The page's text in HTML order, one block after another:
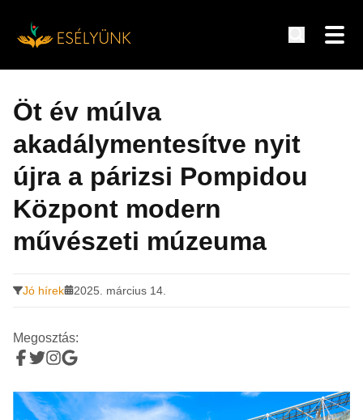
tartalomra
Öt év múlva
akadálymentesítve nyit
újra a párizsi Pompidou
Központ modern
művészeti múzeuma
Jó hírek 2025. március 14.
Megosztás: